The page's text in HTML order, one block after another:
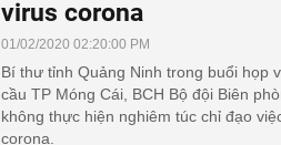
virus corona
01/02/2020 02:20:00 PM
Bí thư tỉnh Quảng Ninh trong buổi họp
cầu TP Móng Cái, BCH Bộ đội Biên
không thực hiện nghiêm túc chỉ đạo
corona.